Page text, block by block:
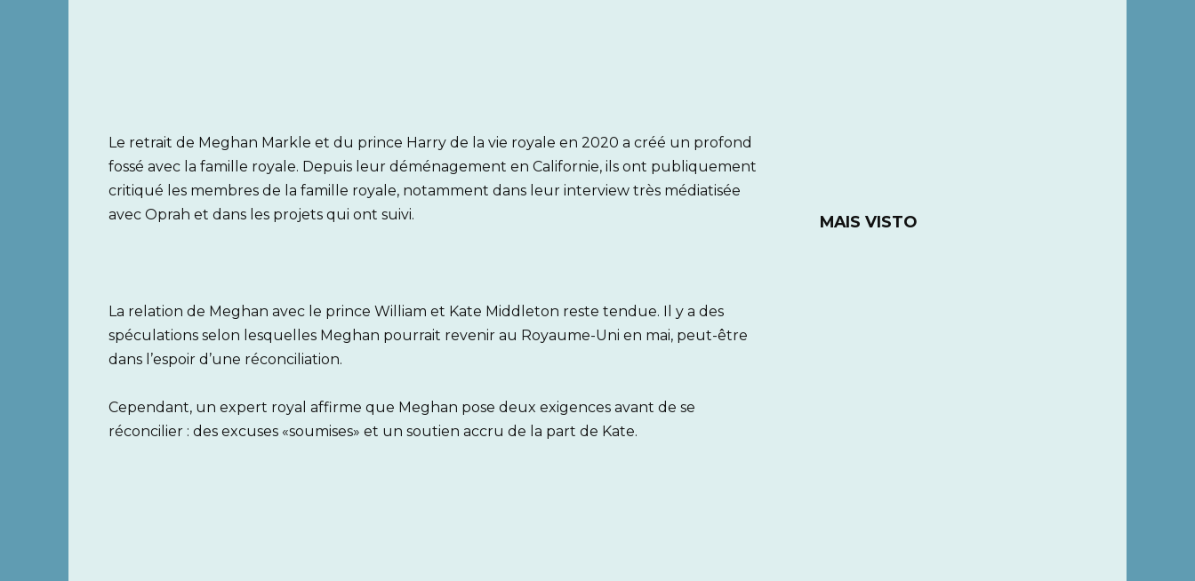
Le retrait de Meghan Markle et du prince Harry de la vie royale en 2020 a créé un profond
fossé avec la famille royale. Depuis leur déménagement en Californie, ils ont publiquement
critiqué les membres de la famille royale, notamment dans leur interview très médiatisée
avec Oprah et dans les projets qui ont suivi.
La relation de Meghan avec le prince William et Kate Middleton reste tendue. Il y a des
spéculations selon lesquelles Meghan pourrait revenir au Royaume-Uni en mai, peut-être
dans l’espoir d’une réconciliation.
Cependant, un expert royal affirme que Meghan pose deux exigences avant de se
réconcilier : des excuses «soumises» et un soutien accru de la part de Kate.
MAIS VISTO